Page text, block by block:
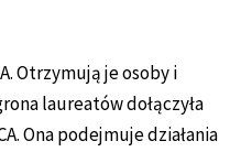
Otrzymują je osoby i
laureatów dołączyła
Ona podejmuje działania